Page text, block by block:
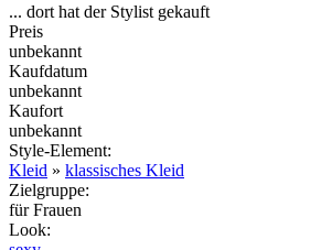
... dort hat der Stylist gekauft
Preis
unbekannt
Kaufdatum
unbekannt
Kaufort
unbekannt
Style-Element:
Kleid » klassisches Kleid
Zielgruppe:
für Frauen
Look: